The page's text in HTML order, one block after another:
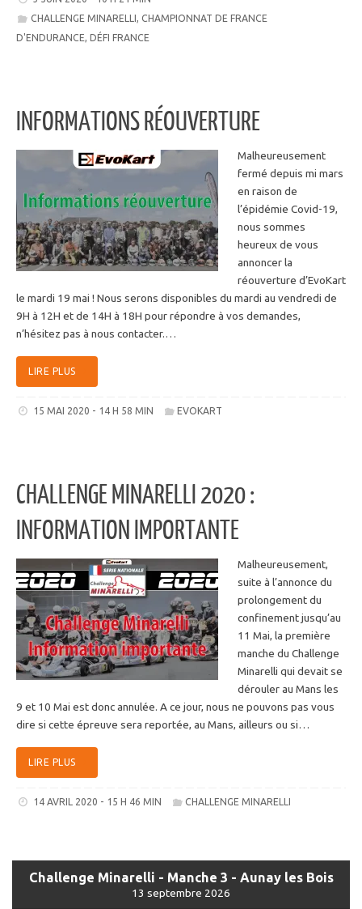
CHALLENGE MINARELLI, CHAMPIONNAT DE FRANCE
D'ENDURANCE, DÉFI FRANCE
INFORMATIONS RÉOUVERTURE
Malheureusement
fermé depuis mi mars
en raison de
l’épidémie Covid-19,
nous sommes
heureux de vous
annoncer la
réouverture d’EvoKart
le mardi 19 mai ! Nous serons disponibles du mardi au vendredi de
9H à 12H et de 14H à 18H pour répondre à vos demandes,
n’hésitez pas à nous contacter.…
LIRE PLUS
15 MAI 2020 - 14 H 58 MIN EVOKART
CHALLENGE MINARELLI 2020 :
INFORMATION IMPORTANTE
Malheureusement,
suite à l’annonce du
prolongement du
confinement jusqu’au
11 Mai, la première
manche du Challenge
Minarelli qui devait se
dérouler au Mans les
9 et 10 Mai est donc annulée. A ce jour, nous ne pouvons pas vous
dire si cette épreuve sera reportée, au Mans, ailleurs ou si…
LIRE PLUS
14 AVRIL 2020 - 15 H 46 MIN CHALLENGE MINARELLI
Challenge Minarelli - Manche 3 - Aunay les Bois
13 septembre 2026